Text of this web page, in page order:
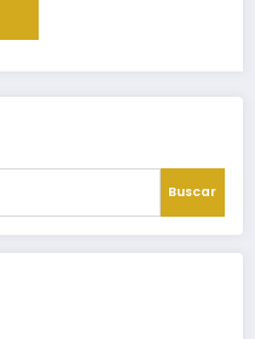
Buscar